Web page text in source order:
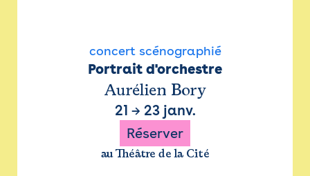
concert scénographié
Portrait d'orchestre
Aurélien Bory
21 → 23 janv.
Réserver
au Théâtre de la Cité